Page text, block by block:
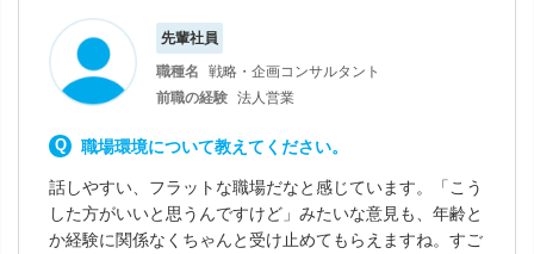
先輩社員
職種名
戦略・企画コンサルタント
前職の経験 法人営業
職場環境について教えてください。
話しやすい、フラットな職場だなと感じています。「こう
した方がいいと思うんですけど」みたいな意見も、年齢と
か経験に関係なくちゃんと受け止めてもらえますね。すご